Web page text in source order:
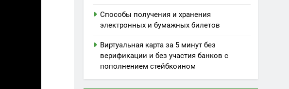
Способы получения и хранения
электронных и бумажных билетов
Виртуальная карта за 5 минут без
верификации и без участия банков с
пополнением стейбкоином